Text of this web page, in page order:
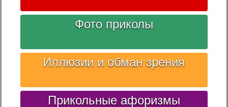
Фото приколы
Иллюзии и обман зрения
Прикольные афоризмы